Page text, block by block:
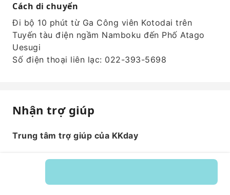
Cách di chuyển
Đi bộ 10 phút từ Ga Công viên Kotodai trên
Tuyến tàu điện ngầm Namboku đến Phố Atago
Uesugi
Số điện thoại liên lạc: 022-393-5698
Nhận trợ giúp
Trung tâm trợ giúp của KKday
Mã dịch vụ: 240047